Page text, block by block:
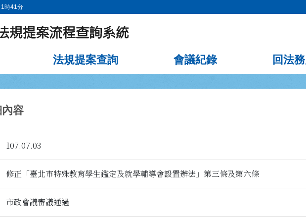
法規提案查詢 會議紀錄 回法
1時41分
容
107.07.03
修正「臺北市特殊教育學生鑑定及就學輔導會設置辦法」第三條及第六條
市政會議審議通過